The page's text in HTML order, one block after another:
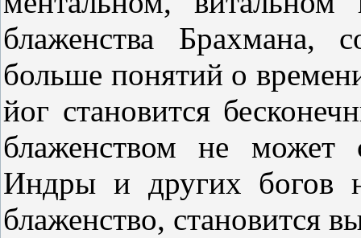
блаженства Брахмана,
больше понятий о
йог становится
блаженством не может
Индры и других богов
блаженство, становится